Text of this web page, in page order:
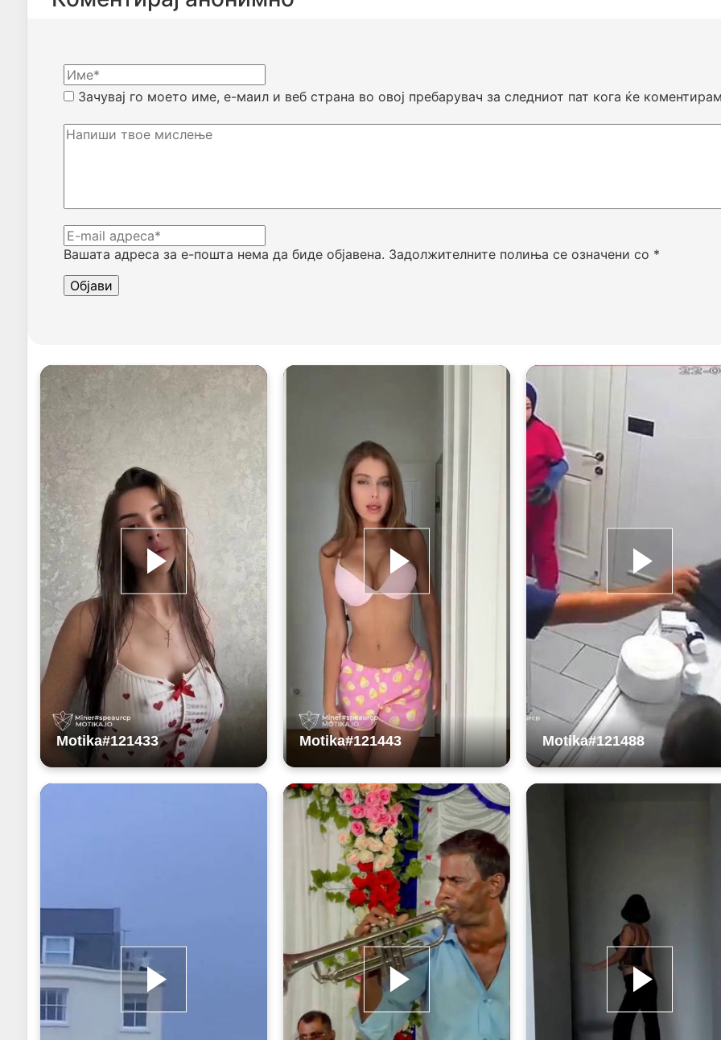
Вашата адреса за е-пошта нема да биде објавена. Задолжителните полиња се означени со *
Зачувај го моето име, е-маил и веб страна во овој пребарувач за следниот пат кога ќе